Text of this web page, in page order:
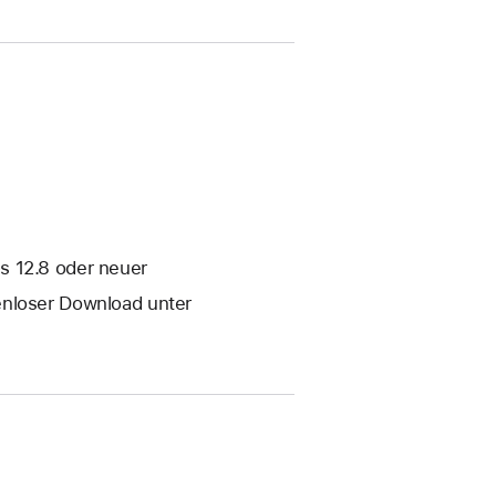
12.8 oder neuer
Download unter